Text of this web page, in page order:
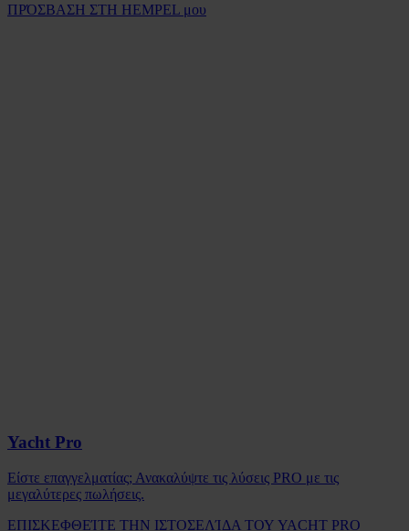
ΠΡΌΣΒΑΣΗ ΣΤΗ HEMPEL μου
Yacht Pro
Είστε επαγγελματίας; Ανακαλύψτε τις λύσεις PRO με τις
μεγαλύτερες πωλήσεις.
ΕΠΙΣΚΕΦΘΕΊΤΕ ΤΗΝ ΙΣΤΟΣΕΛΊΔΑ ΤΟΥ YACHT PRO